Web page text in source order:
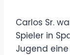
Carlos Sr.
Spieler in
Jugend